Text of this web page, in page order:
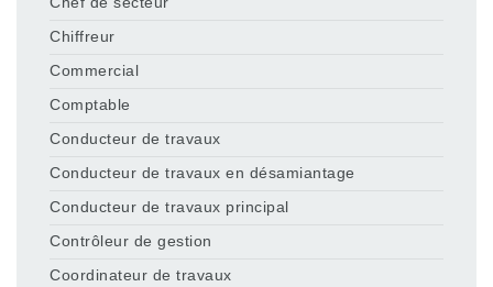
Chiffreur
Commercial
Comptable
Conducteur de travaux
Conducteur de travaux en désamiantage
Conducteur de travaux principal
Contrôleur de gestion
Coordinateur de travaux